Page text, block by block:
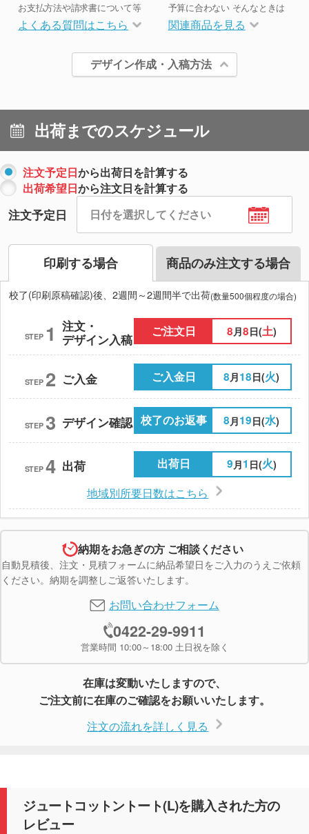
お支払方法や請求書について等
よくある質問はこちら
予算に合わない そんなときは
関連商品を見る
デザイン作成・入稿方法
出荷までのスケジュール
注文予定日から出荷日を計算する
出荷希望日から注文日を計算する
注文予定日
印刷する場合 商品のみ注文する場合
校了(印刷原稿確認)後、2週間～2週間半で出荷(数量500個程度の場合)
STEP 1 注文・
デザイン入稿
ご注文日 8月8日(土)
STEP 2 ご入金 ご入金日 8月18日(火)
STEP 3 デザイン確認 校了のお返事 8 月19日(水)
STEP 4 出荷 出荷日 9 月1 日(火)
地域別所要日数はこちら
納期をお急ぎの方 ご相談ください
自動見積後、注文・見積フォームに納品希望日をご入力のうえご依頼
ください。納期を調整しご返答いたします。
お問い合わせフォーム
0422-29-9911
営業時間 10:00～18:00 土日祝を除く
在庫は変動いたしますので、
ご注文前に在庫のご確認をお願いいたします。
注文の流れを詳しく見る
ジュートコットントート(L)を購入された方の
レビュー